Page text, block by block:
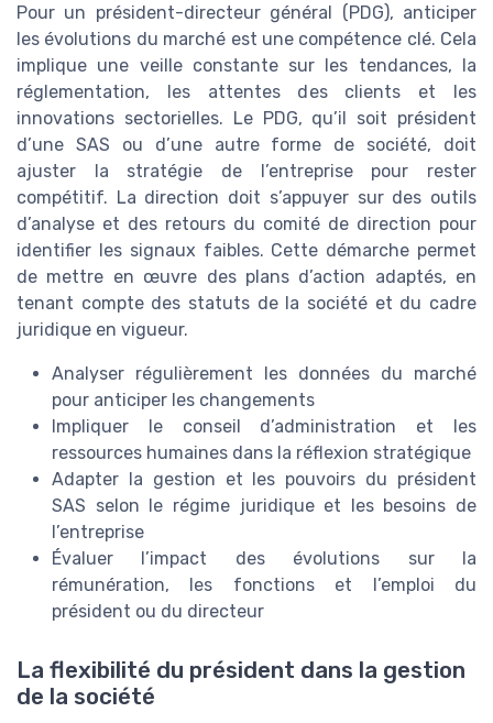
Pour un président-directeur général (PDG), anticiper
les évolutions du marché est une compétence clé. Cela
implique une veille constante sur les tendances, la
réglementation, les attentes des clients et les
innovations sectorielles. Le PDG, qu’il soit président
d’une SAS ou d’une autre forme de société, doit
ajuster la stratégie de l’entreprise pour rester
compétitif. La direction doit s’appuyer sur des outils
d’analyse et des retours du comité de direction pour
identifier les signaux faibles. Cette démarche permet
de mettre en œuvre des plans d’action adaptés, en
tenant compte des statuts de la société et du cadre
juridique en vigueur.
Analyser régulièrement les données du marché
pour anticiper les changements
Impliquer le conseil d’administration et les
ressources humaines dans la réflexion stratégique
Adapter la gestion et les pouvoirs du président
SAS selon le régime juridique et les besoins de
l’entreprise
Évaluer l’impact des évolutions sur la
rémunération, les fonctions et l’emploi du
président ou du directeur
La flexibilité du président dans la gestion
de la société